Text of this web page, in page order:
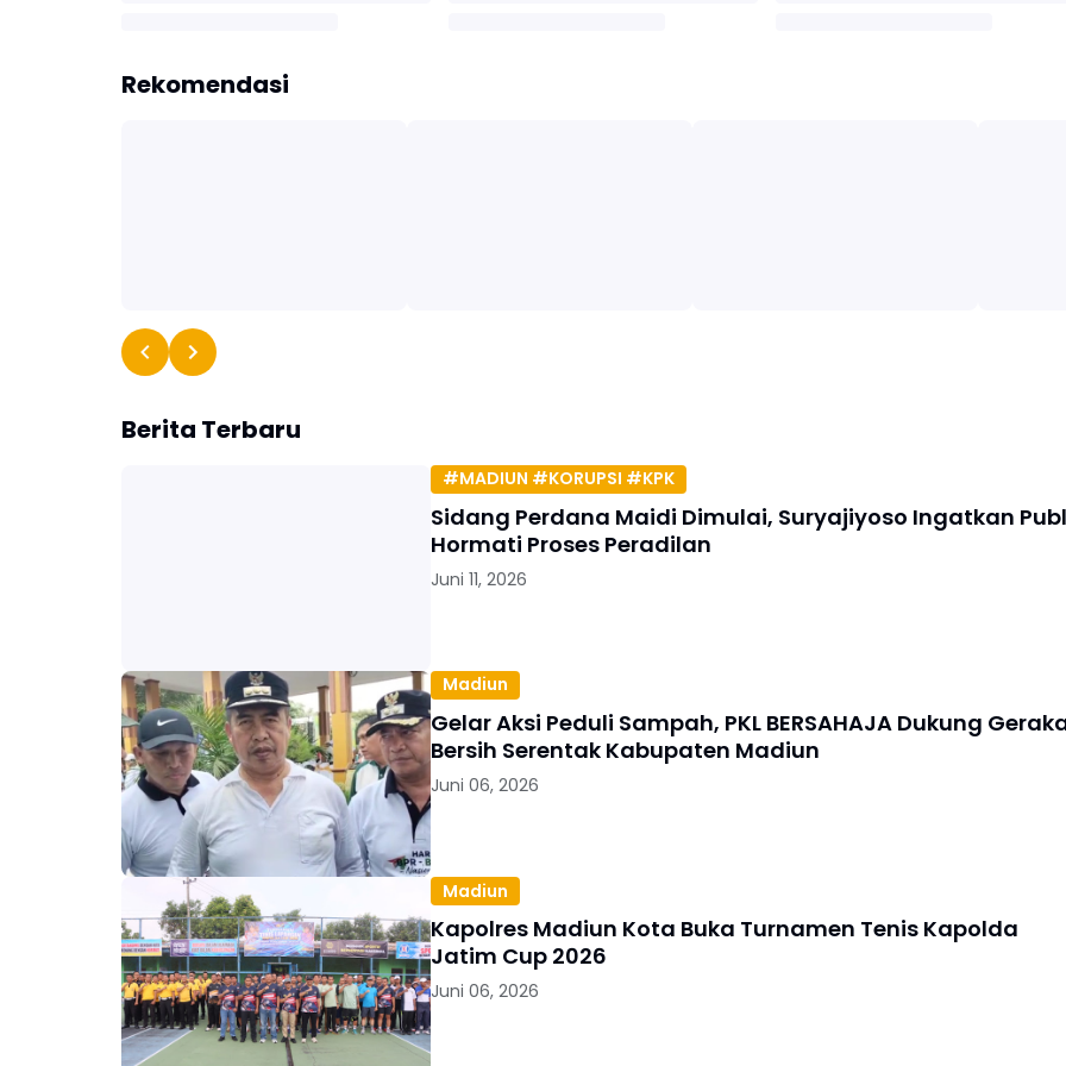
Rekomendasi
Berita Terbaru
#MADIUN #KORUPSI #KPK
Sidang Perdana Maidi Dimulai, Suryajiyoso Ingatkan
Hormati Proses Peradilan
Juni 11, 2026
Madiun
Gelar Aksi Peduli Sampah, PKL BERSAHAJA Dukung
Bersih Serentak Kabupaten Madiun
Juni 06, 2026
Madiun
Kapolres Madiun Kota Buka Turnamen Tenis Kapolda
Jatim Cup 2026
Juni 06, 2026